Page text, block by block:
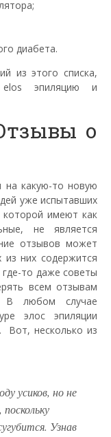
диабета.
из этого списка,
elos эпиляцию и
о
на какую-то новую
уже испытавших
имеют как
не является
отзывов может
них содержится
то даже советы
всем отзывам
В любом случае
элос эпиляции
Вот, несколько из
усиков, но не
Узнав